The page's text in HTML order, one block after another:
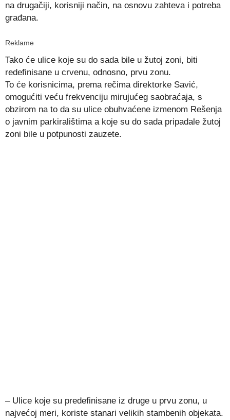
na drugačiji, korisniji način, na osnovu zahteva i potreba
građana.
Reklame
Tako će ulice koje su do sada bile u žutoj zoni, biti
redefinisane u crvenu, odnosno, prvu zonu.
To će korisnicima, prema rečima direktorke Savić,
omogućiti veću frekvenciju mirujućeg saobraćaja, s
obzirom na to da su ulice obuhvaćene izmenom Rešenja
o javnim parkiralištima a koje su do sada pripadale žutoj
zoni bile u potpunosti zauzete.
– Ulice koje su predefinisane iz druge u prvu zonu, u
najvećoj meri, koriste stanari velikih stambenih objekata.